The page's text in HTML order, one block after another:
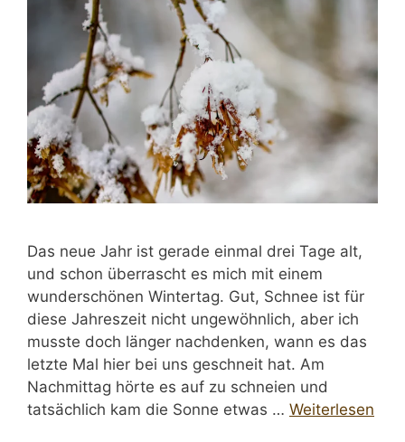
Das neue Jahr ist gerade einmal drei Tage alt,
und schon überrascht es mich mit einem
wunderschönen Wintertag. Gut, Schnee ist für
diese Jahreszeit nicht ungewöhnlich, aber ich
musste doch länger nachdenken, wann es das
letzte Mal hier bei uns geschneit hat. Am
Nachmittag hörte es auf zu schneien und
tatsächlich kam die Sonne etwas … Weiterlesen